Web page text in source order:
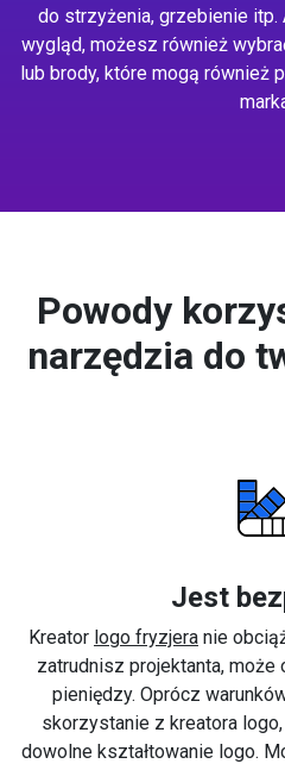
do strzyżenia, grzebienie itp.
wygląd, możesz również
lub brody, które mogą również
Powody
narzędzia do
Jest
Kreator logo fryzjera nie
zatrudnisz projektanta, może
pieniędzy. Oprócz
skorzystanie z kreatora
dowolne kształtowanie logo.